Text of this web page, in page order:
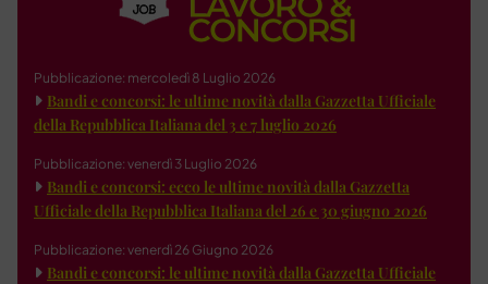
Pubblicazione: mercoledì 8 Luglio 2026
Bandi e concorsi: le ultime novità dalla Gazzetta Ufficiale
della Repubblica Italiana del 3 e 7 luglio 2026
Pubblicazione: venerdì 3 Luglio 2026
Bandi e concorsi: ecco le ultime novità dalla Gazzetta
Ufficiale della Repubblica Italiana del 26 e 30 giugno 2026
Pubblicazione: venerdì 26 Giugno 2026
Bandi e concorsi: le ultime novità dalla Gazzetta Ufficiale